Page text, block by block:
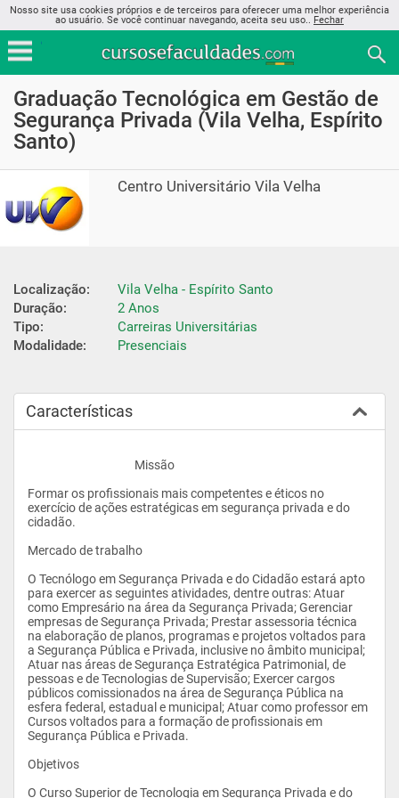
Nosso site usa cookies próprios e de terceiros para oferecer uma melhor experiência
ao usuário. Se você continuar navegando, aceita seu uso.. Fechar
Graduação Tecnológica em Gestão de
Segurança Privada (Vila Velha, Espírito
Santo)
Centro Universitário Vila Velha
Localização:
Vila Velha - Espírito Santo
Duração:
2 Anos
Tipo:
Carreiras Universitárias
Modalidade:
Presenciais
Características
					Missão
Formar os profissionais mais competentes e éticos no
exercício de ações estratégicas em segurança privada e do
cidadão.
Mercado de trabalho
O Tecnólogo em Segurança Privada e do Cidadão estará apto
para exercer as seguintes atividades, dentre outras: Atuar
como Empresário na área da Segurança Privada; Gerenciar
empresas de Segurança Privada; Prestar assessoria técnica
na elaboração de planos, programas e projetos voltados para
a Segurança Pública e Privada, inclusive no âmbito municipal;
Atuar nas áreas de Segurança Estratégica Patrimonial, de
pessoas e de Tecnologias de Supervisão; Exercer cargos
públicos comissionados na área de Segurança Pública na
esfera federal, estadual e municipal; Atuar como professor em
Cursos voltados para a formação de profissionais em
Segurança Pública e Privada.
Objetivos
O Curso Superior de Tecnologia em Segurança Privada e do